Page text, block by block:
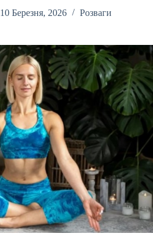
10 Березня, 2026 Розваги